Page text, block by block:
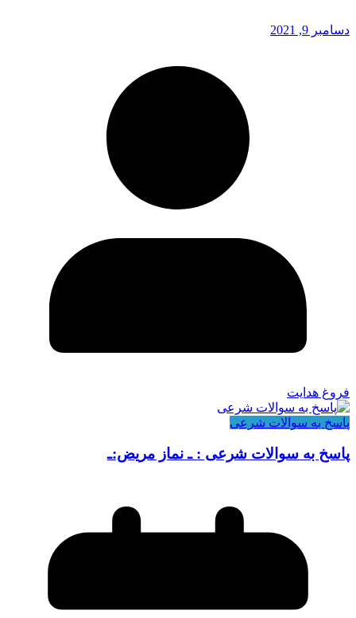
دسامبر 9, 2021
فروغ هدایت
پاسخ به سوالات شرعی
پاسخ به سوالات شرعی : ـ نماز مریض:ـ